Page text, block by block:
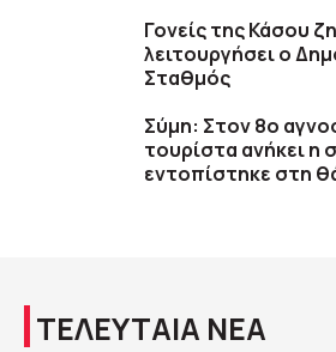
Γονείς της Κάσου
λειτουργήσει ο
Σταθμός
Σύμη: Στον 8ο
τουρίστα ανήκει η
εντοπίστηκε στη
ΤΕΛΕΥΤΑΙΑ ΝΕΑ